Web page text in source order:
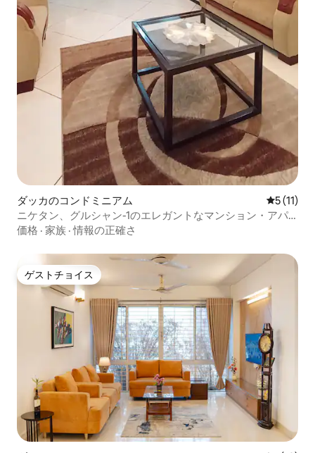
ダッカのコンドミニアム レビュー
5 (11)
ニケタン、グルシャン-1のエレガントなマンション・アパ
ート
価格 · 家族 ·情報の正確さ
ゲストチョイス
ゲストチョイス